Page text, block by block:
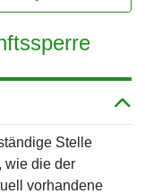
Stelle
wie die der
vorhandene